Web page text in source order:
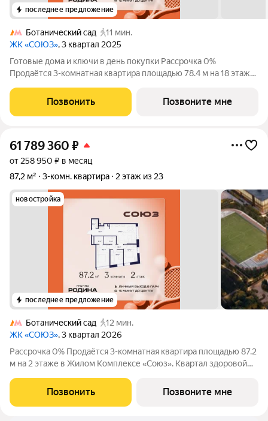
последнее предложение
Ботанический сад
11 мин.
ЖК «СОЮЗ», 3 квартал 2025
Готовые дома и ключи в день покупки Рассрочка 0%
Продаётся 3-комнатная квартира площадью 78.4 м на 18 этаже
премиум-класса с рекордным количеством олимпийских
видов спорта: - Ледовая арена для хоккея и
Позвонить Позвоните мне
61 789 360 ₽
от 258 950 ₽ в месяц
87,2 м²
3-комн. квартира 2 этаж из 23
новостройка
последнее предложение
Ботанический сад
12 мин.
ЖК «СОЮЗ», 3 квартал 2026
Рассрочка 0% Продаётся 3-комнатная квартира площадью 87.2
м на 2 этаже в Жилом Комплексе «Союз». Квартал здоровой
олимпийских видов спорта: - Ледовая арена для хоккея и
фигурного катания, - Футбольные поля
Позвонить Позвоните мне